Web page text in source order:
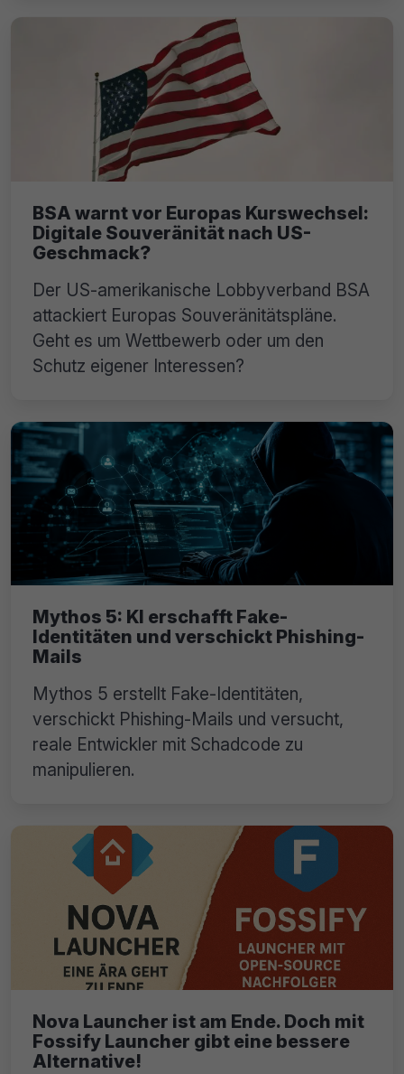
BSA warnt vor Europas Kurswechsel:
Digitale Souveränität nach US-
Geschmack?
Der US-amerikanische Lobbyverband BSA
attackiert Europas Souveränitätspläne.
Geht es um Wettbewerb oder um den
Schutz eigener Interessen?
Mythos 5: KI erschafft Fake-
Identitäten und verschickt Phishing-
Mails
Mythos 5 erstellt Fake-Identitäten,
verschickt Phishing-Mails und versucht,
reale Entwickler mit Schadcode zu
manipulieren.
Nova Launcher ist am Ende. Doch mit
Fossify Launcher gibt eine bessere
Alternative!